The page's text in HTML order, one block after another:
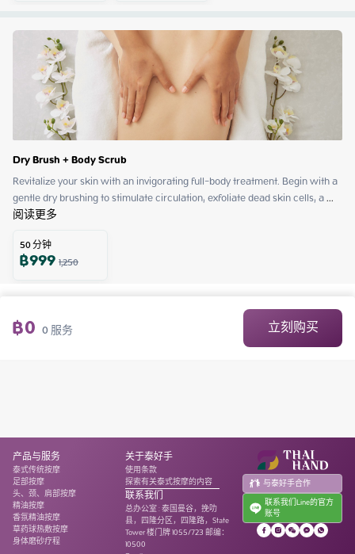
Dry Brush + Body Scrub
Revitalize your skin with an invigorating full-body treatment. Begin with a
gentle dry brushing to stimulate circulation, exfoliate dead skin cells, a ...
阅读更多
50分钟
฿9991,250
฿0 0服务 立刻购买
产品与服务
泰式传统按摩
足部按摩
头、颈、肩部按摩
精油按摩
香氛精油按摩
草药球热敷按摩
身体磨砂疗程
关于泰好手
使用条款
探索有关泰式按摩的内容
联系我们
总办公室:泰国曼谷，挽叻
县，四隆分区，四隆路，State
Tower 楼门牌 1055/723 邮编：
10500
与泰好手合作
联系我们Line的官方
账号